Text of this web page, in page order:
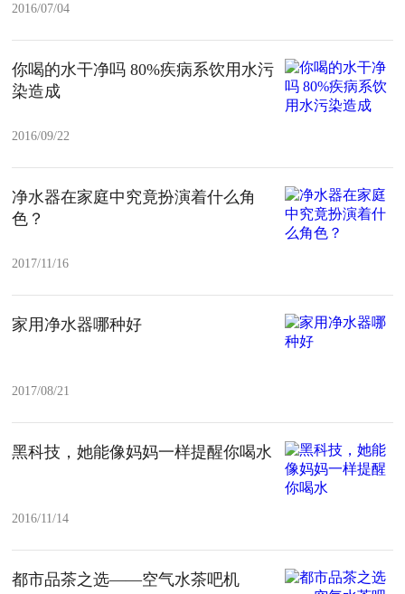
2016/07/04
你喝的水干净吗 80%疾病系饮用水污
染造成
2016/09/22
净水器在家庭中究竟扮演着什么角
色？
2017/11/16
家用净水器哪种好
2017/08/21
黑科技，她能像妈妈一样提醒你喝水
2016/11/14
都市品茶之选——空气水茶吧机